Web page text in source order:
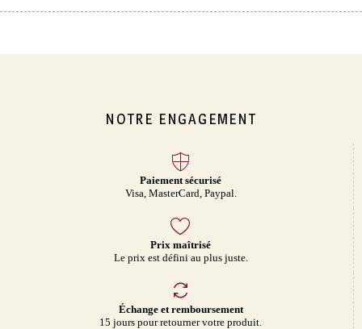
NOTRE ENGAGEMENT
Paiement sécurisé
Visa, MasterCard, Paypal.
Prix maîtrisé
Le prix est défini au plus juste.
Échange et remboursement
15 jours pour retourner votre produit.